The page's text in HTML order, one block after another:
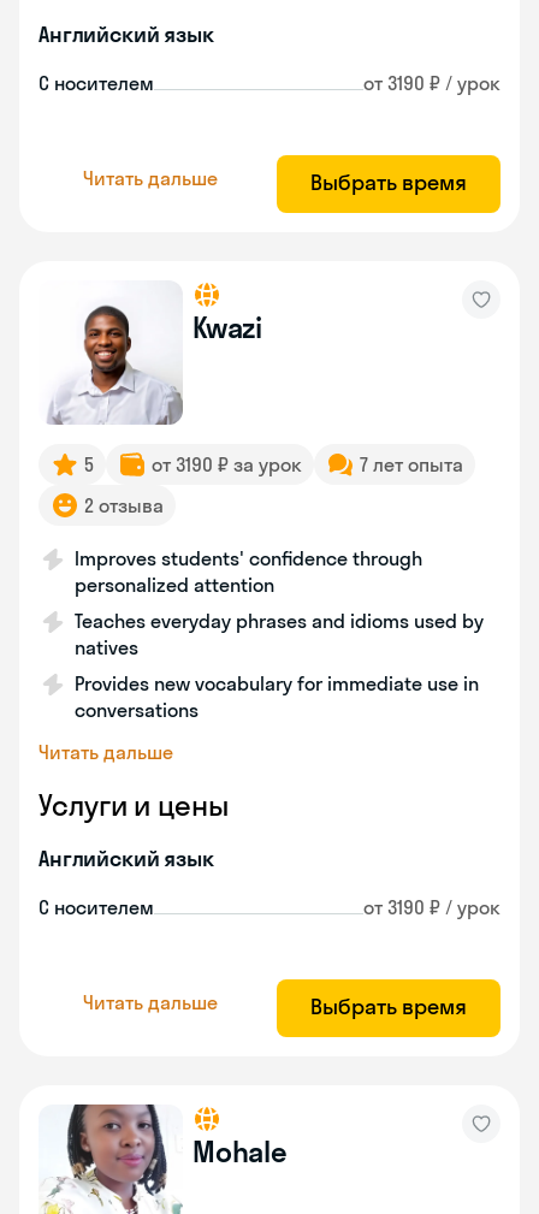
Английский язык
С носителем от 3190 ₽ / урок
Читать дальше Выбрать время
Kwazi
5 от 3190 ₽ за урок
7 лет опыта
2 отзыва
Improves students' confidence through
personalized attention
Teaches everyday phrases and idioms used by
natives
Provides new vocabulary for immediate use in
conversations
Читать дальше
Услуги и цены
Английский язык
С носителем от 3190 ₽ / урок
Читать дальше Выбрать время
Mohale